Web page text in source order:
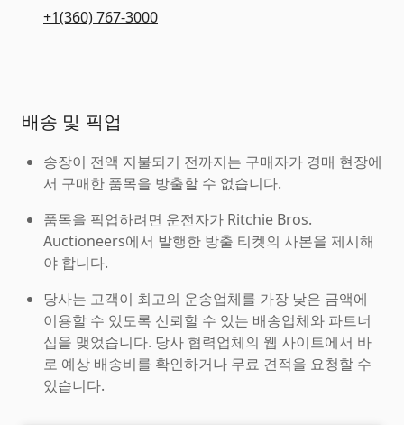
+1(360) 767-3000
배송 및 픽업
송장이 전액 지불되기 전까지는 구매자가 경매 현장에
서 구매한 품목을 방출할 수 없습니다.
품목을 픽업하려면 운전자가 Ritchie Bros.
Auctioneers에서 발행한 방출 티켓의 사본을 제시해
야 합니다.
당사는 고객이 최고의 운송업체를 가장 낮은 금액에
이용할 수 있도록 신뢰할 수 있는 배송업체와 파트너
십을 맺었습니다. 당사 협력업체의 웹 사이트에서 바
로 예상 배송비를 확인하거나 무료 견적을 요청할 수
있습니다.